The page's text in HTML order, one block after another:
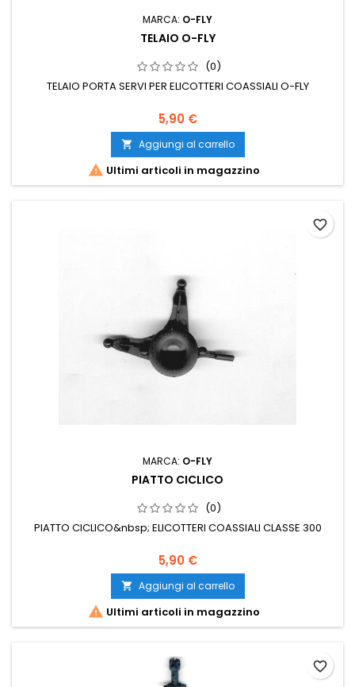
MARCA: O-FLY
TELAIO O-FLY
(0)
TELAIO PORTA SERVI PER ELICOTTERI COASSIALI O-FLY
5,90 €
 Aggiungi al carrello
 Ultimi articoli in magazzino
MARCA: O-FLY
PIATTO CICLICO
(0)
PIATTO CICLICO&nbsp; ELICOTTERI COASSIALI CLASSE 300
5,90 €
 Aggiungi al carrello
 Ultimi articoli in magazzino
favorite_border
favorite_border